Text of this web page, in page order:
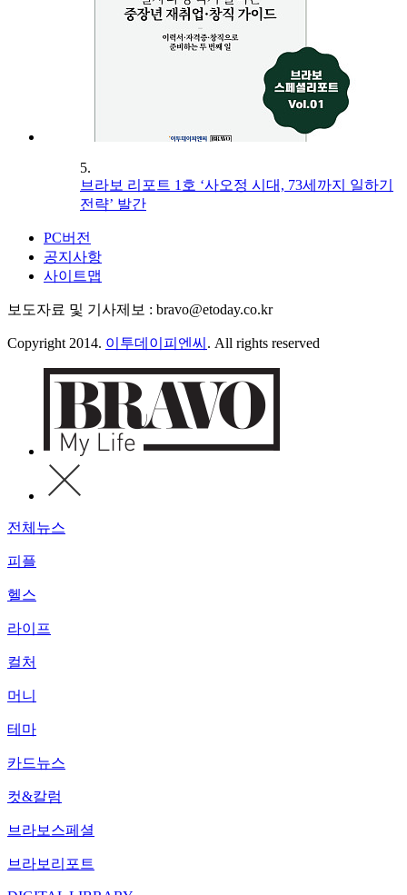
5.
브라보 리포트 1호 ‘사오정 시대, 73세까지 일하기
전략’ 발간
PC버전
공지사항
사이트맵
보도자료 및 기사제보 : bravo@etoday.co.kr
Copyright 2014. 이투데이피엔씨 . All rights reserved
전체뉴스
피플
헬스
라이프
컬처
머니
테마
카드뉴스
컷&칼럼
브라보스페셜
브라보리포트